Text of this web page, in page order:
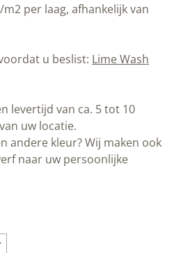
per laag, afhankelijk van
u beslist: Lime Wash
levertijd van ca. 5 tot 10
uw locatie.
andere kleur? Wij maken ook
naar uw persoonlijke